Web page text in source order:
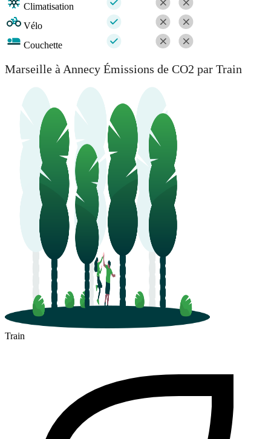
Climatisation
Vélo
Couchette
Marseille à Annecy Émissions de CO2 par Train
Train